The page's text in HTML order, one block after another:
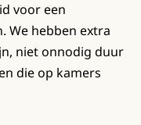
voor een
We hebben extra
niet onnodig duur
die op kamers